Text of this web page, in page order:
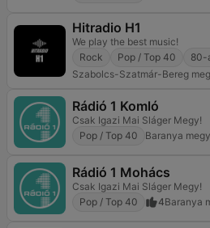
Hitradio H1
We play the best music!
Rock
Pop / Top 40 80-
Szabolcs-Szatmár-Bereg
Rádió 1 Komló
Csak Igazi Mai Sláger Megy!
Pop / Top 40
Baranya
Rádió 1 Mohács
Csak Igazi Mai Sláger Megy!
Pop / Top 40
4Baranya